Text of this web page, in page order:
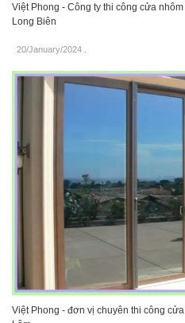
Việt Phong - Công ty thi công cửa
Long Biên
20/January/2024
Việt Phong - đơn vị chuyên thi công